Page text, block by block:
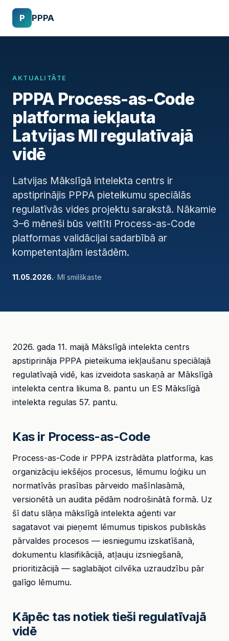
P PPPA
AKTUALITĀTE
PPPA Process-as-Code
platforma iekļauta
Latvijas MI regulatīvajā
vidē
Latvijas Mākslīgā intelekta centrs ir
apstiprinājis PPPA pieteikumu speciālās
regulatīvās vides projektu sarakstā. Nākamie
3–6 mēneši būs veltīti Process-as-Code
platformas validācijai sadarbībā ar
kompetentajām iestādēm.
11.05.2026.· MI smilškaste
2026. gada 11. maijā Mākslīgā intelekta centrs
apstiprināja PPPA pieteikuma iekļaušanu speciālajā
regulatīvajā vidē, kas izveidota saskaņā ar Mākslīgā
intelekta centra likuma 8. pantu un ES Mākslīgā
intelekta regulas 57. pantu.
Kas ir Process-as-Code
Process-as-Code ir PPPA izstrādāta platforma, kas
organizāciju iekšējos procesus, lēmumu loģiku un
normatīvās prasības pārveido mašīnlasāmā,
versionētā un audita pēdām nodrošinātā formā. Uz
šī datu slāņa mākslīgā intelekta aģenti var
sagatavot vai pieņemt lēmumus tipiskos publiskās
pārvaldes procesos — iesniegumu izskatīšanā,
dokumentu klasifikācijā, atļauju izsniegšanā,
prioritizācijā — saglabājot cilvēka uzraudzību pār
galīgo lēmumu.
Kāpēc tas notiek tieši regulatīvajā
vidē